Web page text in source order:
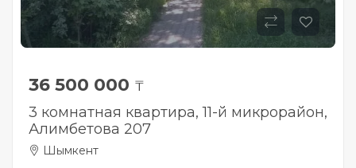
36 500 000 ₸
3 комнатная квартира, 11-й микрорайон,
Алимбетова 207
Шымкент